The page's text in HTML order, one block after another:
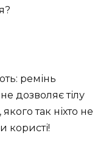
ремінь
дозволяє тілу
так ніхто не
користі!